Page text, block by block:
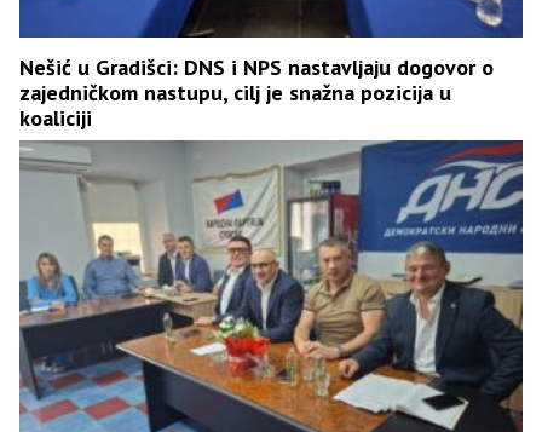
Nešić u Gradišci: DNS i NPS nastavljaju dogovor o
zajedničkom nastupu, cilj je snažna pozicija u
koaliciji